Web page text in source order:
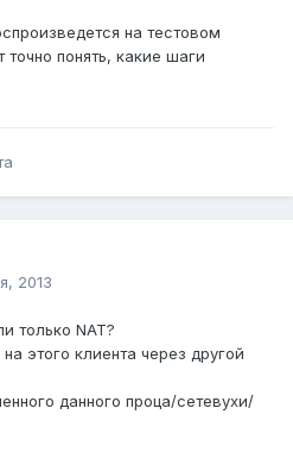
на тестовом
понять, какие шаги
2013
только NAT?
этого клиента через другой
данного проца/сетевухи/